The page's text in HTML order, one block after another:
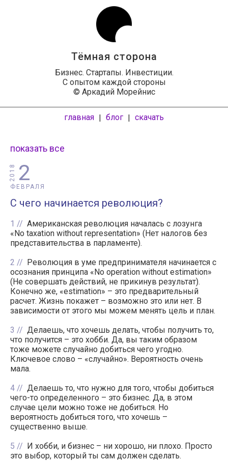
Тёмная сторона
Бизнес. Стартапы. Инвестиции.
С опытом каждой стороны
© Аркадий Морейнис
главная | блог | скачать
показать все
2
ФЕВРАЛЯ
2018
С чего начинается революция?
1
Американская революция началась с лозунга
«No taxation without representation» (Нет налогов без
представительства в парламенте).
2
Революция в уме предпринимателя начинается с
осознания принципа «No operation without estimation»
(Не совершать действий, не прикинув результат).
Конечно же, «estimation» – это предварительный
расчет. Жизнь покажет – возможно это или нет. В
зависимости от этого мы можем менять цель и план.
3
Делаешь, что хочешь делать, чтобы получить то,
что получится – это хобби. Да, вы таким образом
тоже можете случайно добиться чего угодно.
Ключевое слово – «случайно». Вероятность очень
мала.
4
Делаешь то, что нужно для того, чтобы добиться
чего-то определенного – это бизнес. Да, в этом
случае цели можно тоже не добиться. Но
вероятность добиться того, что хочешь –
существенно выше.
5
И хобби, и бизнес – ни хорошо, ни плохо. Просто
это выбор, который ты сам должен сделать.